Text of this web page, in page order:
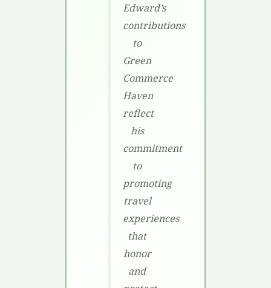
Edward’s
contributions
to
Green
Commerce
Haven
reflect
his
commitment
to
promoting
travel
experiences
that
honor
and